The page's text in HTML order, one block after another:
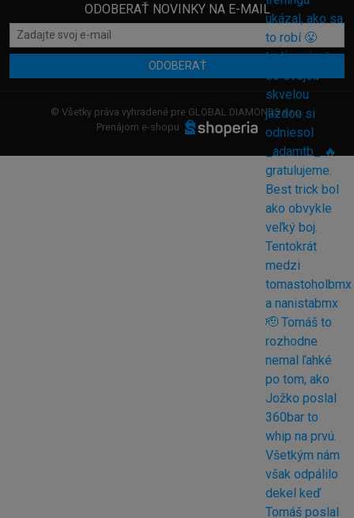
ODOBERAŤ NOVINKY NA E-MAIL
ODOBERAŤ
© Všetky práva vyhradené pre GLOBAL DIAMONDS s.r.o.
Prenájom e-shopu